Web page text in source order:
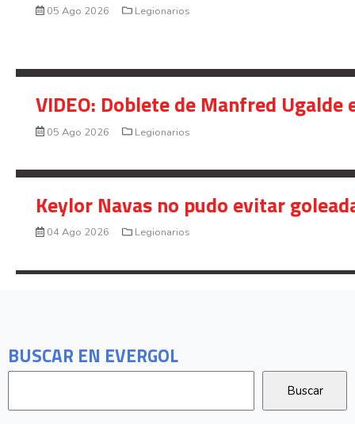
BUSCAR EN EVERGOL
05 Ago 2026 Legionarios
VIDEO: Doblete de Manfred
05 Ago 2026 Legionarios
Keylor Navas no pudo evitar
04 Ago 2026 Legionarios